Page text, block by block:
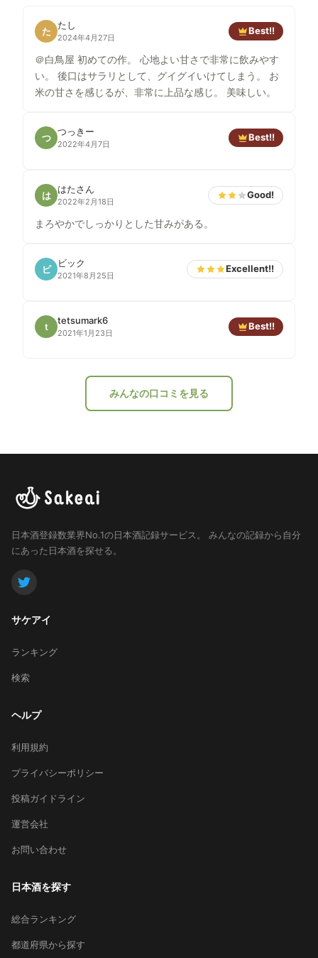
た
たし
2024年4月27日
Best!!
＠白鳥屋 初めての作。 心地よい甘さで非常に飲みやす
い。 後口はサラリとして、グイグイいけてしまう。 お
米の甘さを感じるが、非常に上品な感じ。 美味しい。
つ
つっきー
2022年4月7日
Best!!
は
はたさん
2022年2月18日
Good!
まろやかでしっかりとした甘みがある。
ビ
ビック
2021年8月25日
Excellent!!
t
tetsumark6
2021年1月23日
Best!!
みんなの口コミを見る
日本酒登録数業界No.1の日本酒記録サービス。
みんなの記録から自分
にあった日本酒を探せる。
サケアイ
ランキング
検索
ヘルプ
利用規約
プライバシーポリシー
投稿ガイドライン
運営会社
お問い合わせ
日本酒を探す
総合ランキング
都道府県から探す